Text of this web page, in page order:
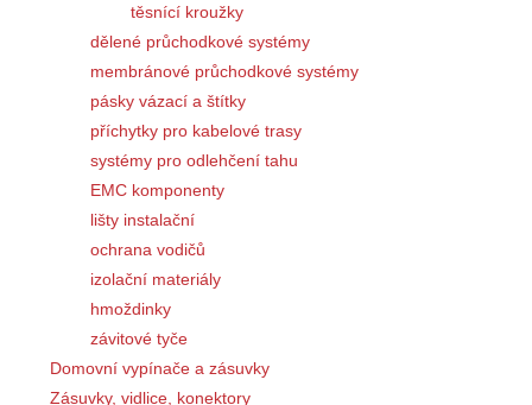
těsnící kroužky
dělené průchodkové systémy
membránové průchodkové systémy
pásky vázací a štítky
příchytky pro kabelové trasy
systémy pro odlehčení tahu
EMC komponenty
lišty instalační
ochrana vodičů
izolační materiály
hmoždinky
závitové tyče
Domovní vypínače a zásuvky
Zásuvky, vidlice, konektory